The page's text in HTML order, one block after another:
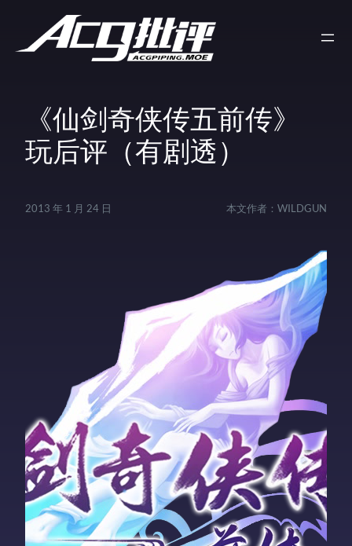
《仙剑奇侠传五前传》
玩后评（有剧透）
2013 年 1 月 24 日 本文作者： WILDGUN